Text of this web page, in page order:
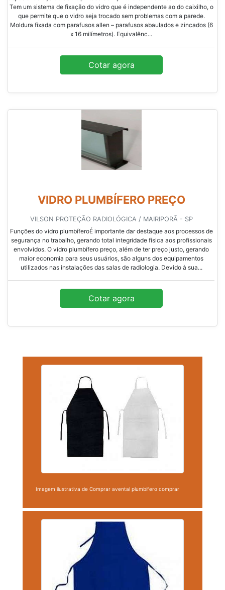
Tem um sistema de fixação do vidro que é independente ao do caixilho, o
que permite que o vidro seja trocado sem problemas com a parede.
Moldura fixada com parafusos allen – parafusos abaulados e zincados (6
x 16 milímetros). Equivalênc...
Cotar agora
VIDRO PLUMBÍFERO PREÇO
VILSON PROTEÇÃO RADIOLÓGICA / MAIRIPORÃ - SP
Funções do vidro plumbíferoÉ importante dar destaque aos processos de
segurança no trabalho, gerando total integridade física aos profissionais
envolvidos. O vidro plumbífero preço, além de ter preço justo, gerando
maior economia para seus usuários, são alguns dos equipamentos
utilizados nas instalações das salas de radiologia. Devido à sua...
Cotar agora
Imagem ilustrativa de Comprar avental plumbífero comprar